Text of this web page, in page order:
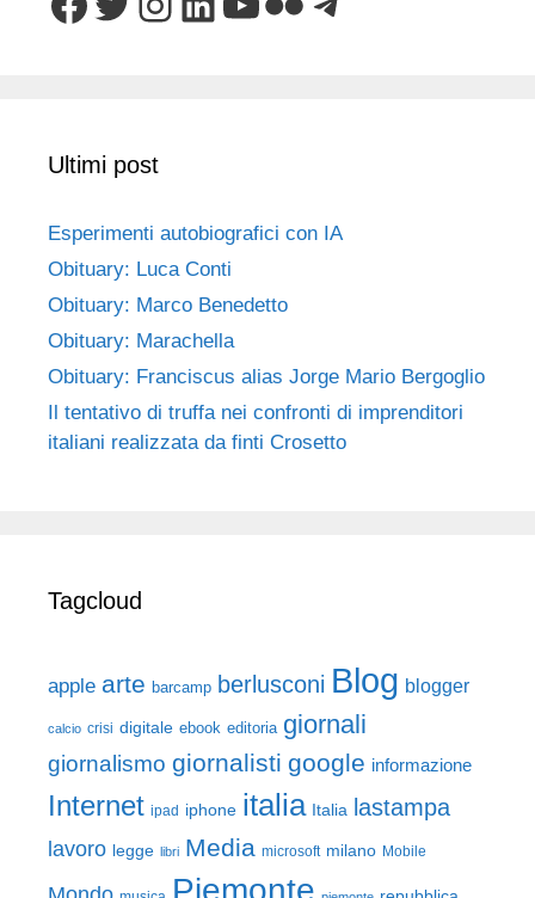
Ultimi post
Esperimenti autobiografici con IA
Obituary: Luca Conti
Obituary: Marco Benedetto
Obituary: Marachella
Obituary: Franciscus alias Jorge Mario Bergoglio
Il tentativo di truffa nei confronti di imprenditori
italiani realizzata da finti Crosetto
Tagcloud
apple arte barcamp berlusconi Blog blogger
calcio crisi digitale ebook editoria giornali
giornalismo giornalisti google informazione
Internet ipad iphone italia Italia lastampa
lavoro legge libri Media microsoft milano Mobile
Piemonte